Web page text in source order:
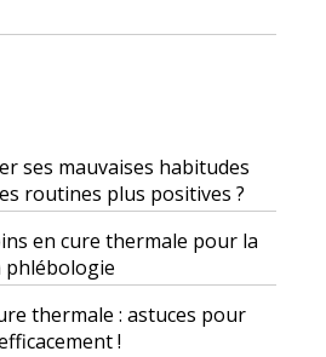
ses mauvaises habitudes
routines plus positives ?
en cure thermale pour la
thermale : astuces pour
!